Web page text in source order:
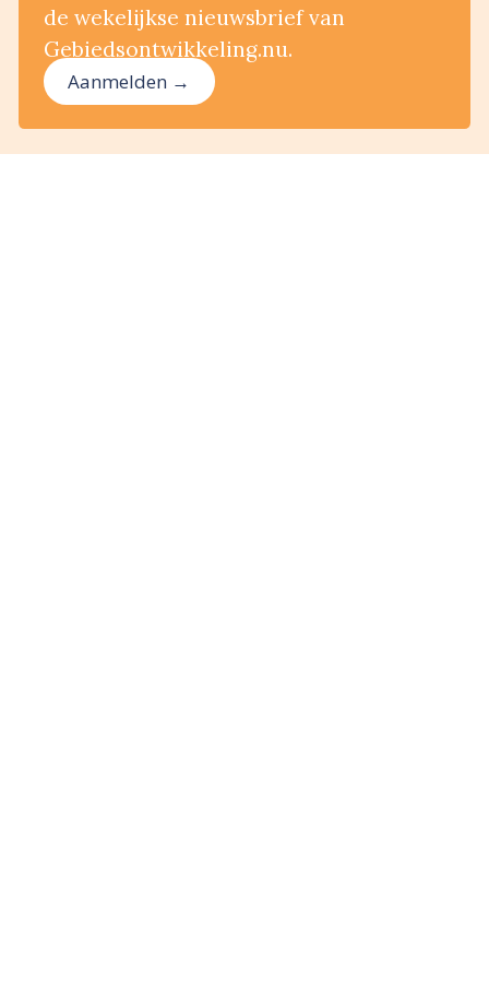
de wekelijkse nieuwsbrief van
Gebiedsontwikkeling.nu.
Aanmelden →